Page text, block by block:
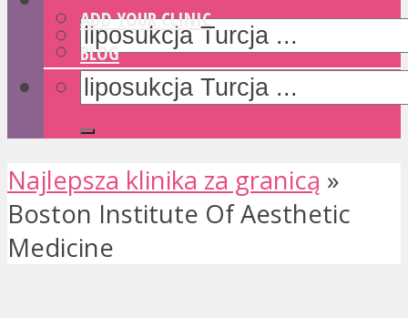
ADD YOUR CLINIC
BLOG
Najlepsza klinika za granicą »
Boston Institute Of Aesthetic
Medicine